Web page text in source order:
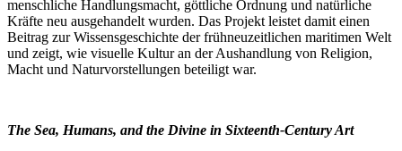
menschliche Handlungsmacht, göttliche Ordnung und natürliche
Kräfte neu ausgehandelt wurden. Das Projekt leistet damit einen
Beitrag zur Wissensgeschichte der frühneuzeitlichen maritimen Welt
und zeigt, wie visuelle Kultur an der Aushandlung von Religion,
Macht und Naturvorstellungen beteiligt war.
The Sea, Humans, and the Divine in Sixteenth-Century Art